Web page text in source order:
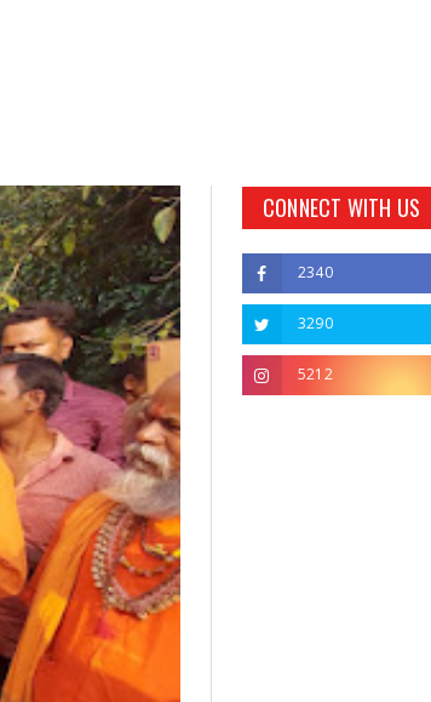
CONNECT WITH US
2340
3290
5212